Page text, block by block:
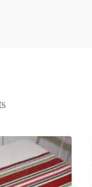
Trié